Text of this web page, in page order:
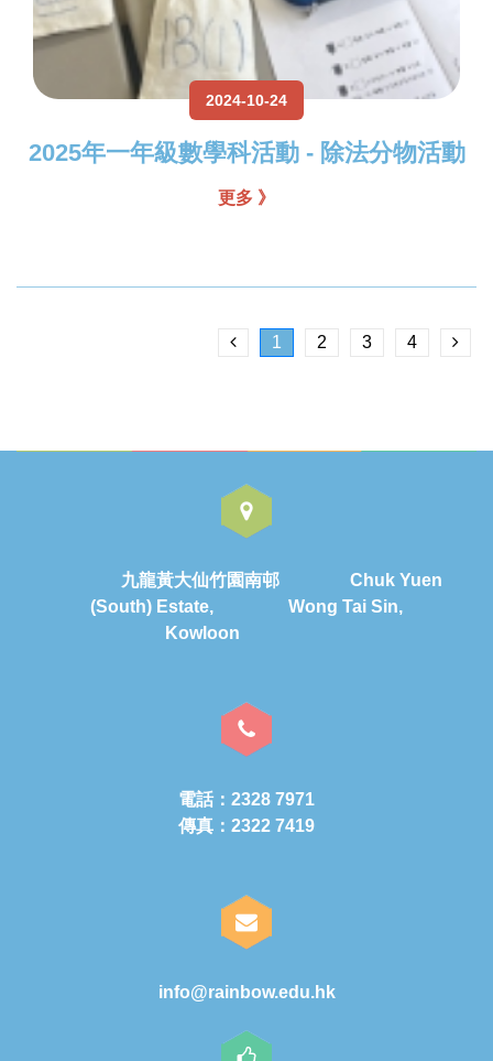
2024-10-24
2025年一年級數學科活動 - 除法分物活動
更多 》
1 2 3 4
九龍黃大仙竹園南邨 Chuk Yuen
(South) Estate, Wong Tai Sin,
Kowloon
電話：2328 7971
傳真：2322 7419
info@rainbow.edu.hk